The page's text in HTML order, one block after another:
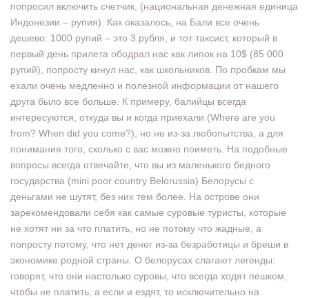
попросил включить счетчик, (национальная денежная единица
Индонезии – рупия). Как оказалось, на Бали все очень
дешево: 1000 рупий – это 3 рубля, и тот таксист, который в
первый день прилета ободрал нас как липок на 10$ (85 000
рупий), попросту кинул нас, как школьников. По пробкам мы
ехали очень медленно и полезной информации от нашего
друга было все больше. К примеру, балийцы всегда
интересуются, откуда вы и когда приехали (Where are you
from? When did you come?), но не из-за любопытства, а для
понимания того, сколько с вас можно поиметь. На подобные
вопросы всегда отвечайте, что вы из маленького бедного
государства (mini poor country Belorussia) Белорусы с
деньгами не шутят, без них тем более. На острове они
зарекомендовали себя как самые суровые туристы, которые
не хотят ни за что платить, но не потому что жадные, а
попросту потому, что нет денег из-за безработицы и бреши в
экономике родной страны. О белорусах слагают легенды:
говорят, что они настолько суровы, что всегда ходят пешком,
чтобы не платить, а если и ездят, то исключительно на